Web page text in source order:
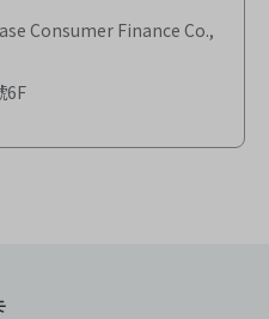
Consumer Finance Co.,
6F